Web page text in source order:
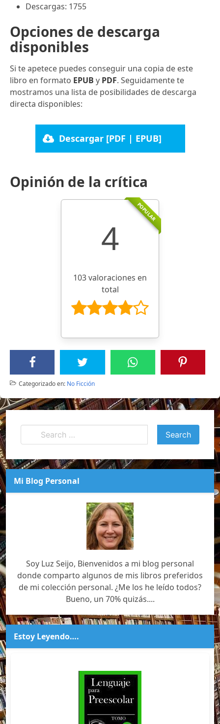
Descargas: 1755
Opciones de descarga
disponibles
Si te apetece puedes conseguir una copia de este
libro en formato EPUB y PDF. Seguidamente te
mostramos una lista de posibilidades de descarga
directa disponibles:
Descargar [PDF | EPUB]
Opinión de la crítica
POPULAR
4
103 valoraciones en
total
Categorizado en: No Ficción
Mi Blog Personal
Soy Luz Seijo, Bienvenidos a mi blog personal
donde comparto algunos de mis libros preferidos
de mi colección personal. ¿Me los he leído todos?
Bueno, un 70% quizás....
Estoy Leyendo….